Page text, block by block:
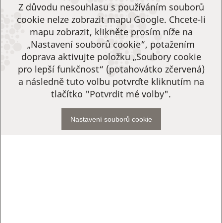
Z důvodu nesouhlasu s používáním souborů
cookie nelze zobrazit mapu Google. Chcete-li
mapu zobrazit, klikněte prosím níže na
„Nastavení souborů cookie“, potažením
doprava aktivujte položku „Soubory cookie
pro lepší funkčnost“ (potahovátko zčervená)
a následně tuto volbu potvrďte kliknutím na
tlačítko "Potvrdit mé volby".
Nastavení souborů cookie